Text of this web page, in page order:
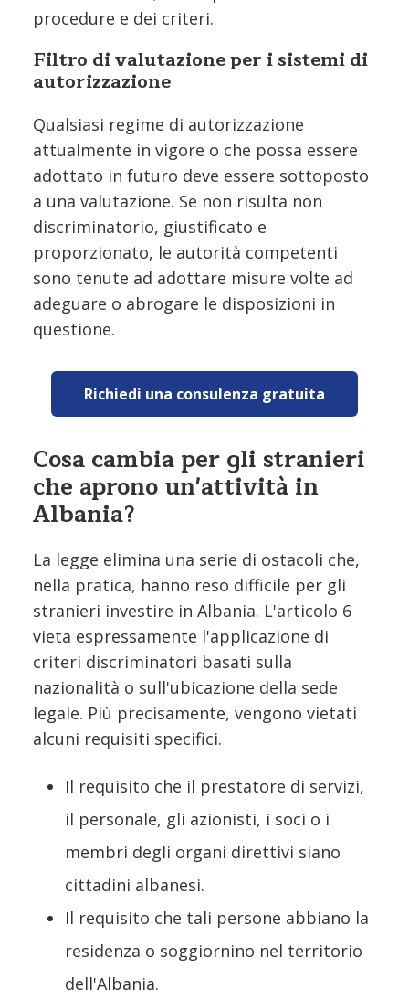
procedure e dei criteri.
Filtro di valutazione per i sistemi di
autorizzazione
Qualsiasi regime di autorizzazione
attualmente in vigore o che possa essere
adottato in futuro deve essere sottoposto
a una valutazione. Se non risulta non
discriminatorio, giustificato e
proporzionato, le autorità competenti
sono tenute ad adottare misure volte ad
adeguare o abrogare le disposizioni in
questione.
Richiedi una consulenza gratuita
Cosa cambia per gli stranieri
che aprono un'attività in
Albania?
La legge elimina una serie di ostacoli che,
nella pratica, hanno reso difficile per gli
stranieri investire in Albania. L'articolo 6
vieta espressamente l'applicazione di
criteri discriminatori basati sulla
nazionalità o sull'ubicazione della sede
legale. Più precisamente, vengono vietati
alcuni requisiti specifici.
Il requisito che il prestatore di servizi,
il personale, gli azionisti, i soci o i
membri degli organi direttivi siano
cittadini albanesi.
Il requisito che tali persone abbiano la
residenza o soggiornino nel territorio
dell'Albania.